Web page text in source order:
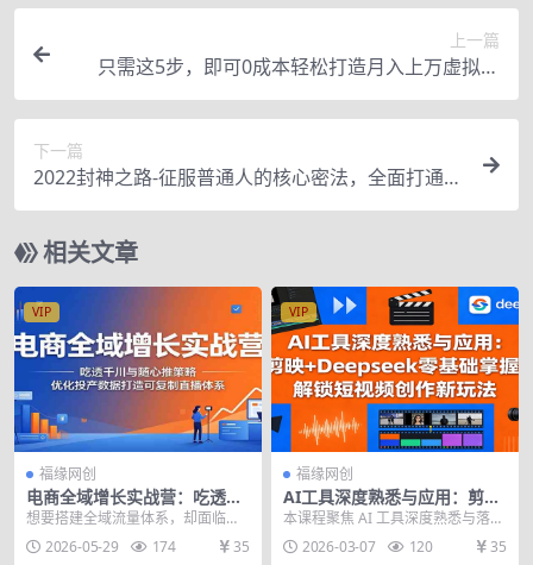
上一篇
只需这5步，即可0成本轻松打造月入上万虚拟店
铺！【视频教程】
下一篇
2022封神之路-征服普通人的核心密法，全面打通认
知（价值6977元）
相关文章
VIP
福缘网创
电商全域增长实战营：吃透千
川与随心推策略，优化投产数
据打造可复制直播体系
想要搭建全域流量体系，却面临起
号困难、投产偏低、流量转化不稳
等难题？本套全域时代...
2026-05-29 174 35
VIP
福缘网创
AI工具深度熟悉与应用：剪映
+Deepseek零基础掌握，解锁
短视频创作新玩法
本课程聚焦 AI 工具深度熟悉与落地
应用，兼顾基础认知与实操技巧，
帮你快速掌握 ...
2026-03-07 120 35